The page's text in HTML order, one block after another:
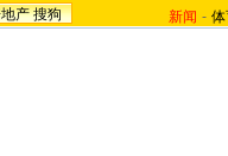
产 搜狗 新闻 -